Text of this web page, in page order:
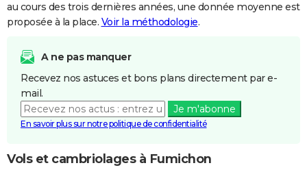
au cours des trois dernières années, une donnée moyenne est
proposée à la place. Voir la méthodologie.
A ne pas manquer
Recevez nos astuces et bons plans directement par e-
mail.
Je m'abonne
En savoir plus sur notre politique de confidentialité
Vols et cambriolages à Fumichon